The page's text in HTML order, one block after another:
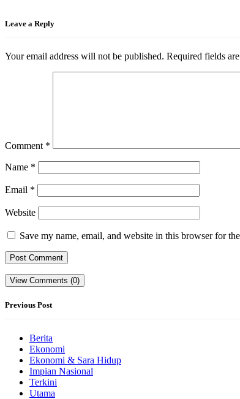
Leave a Reply
Your email address will not be published. Required fields
Comment *
Name *
Email *
Website
Save my name, email, and website in this browser for
View Comments (0)
Previous Post
Berita
Ekonomi
Ekonomi & Sara Hidup
Impian Nasional
Terkini
Utama